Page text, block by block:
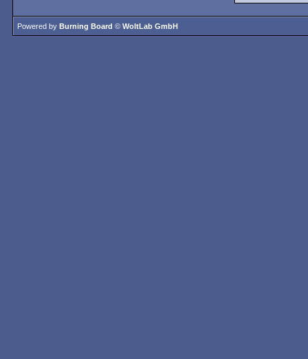
Powered by Burning Board © WoltLab GmbH